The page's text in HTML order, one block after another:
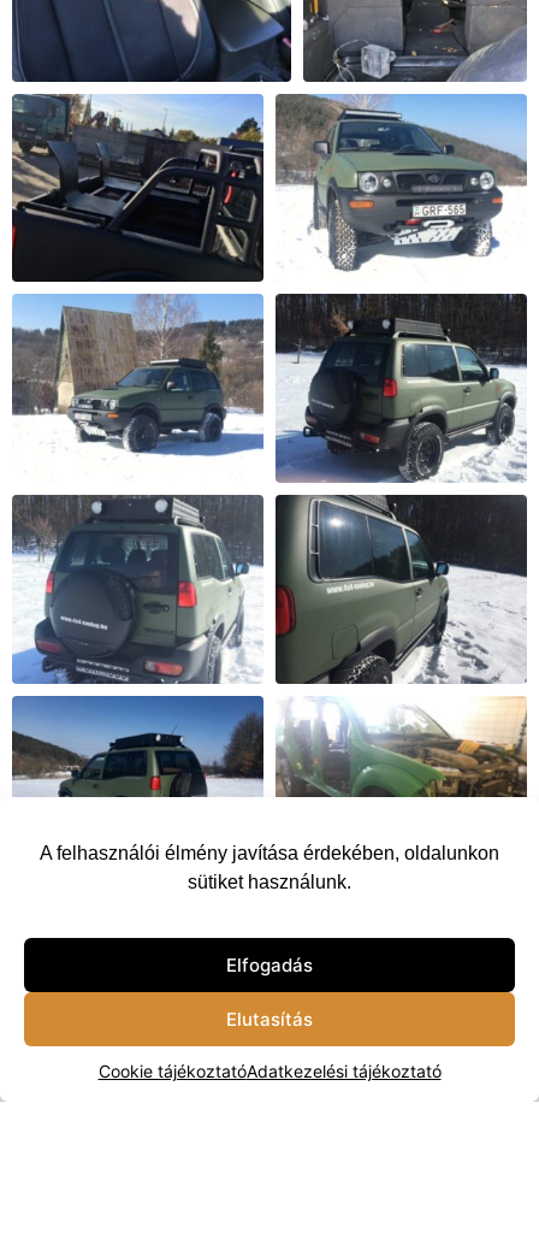
A felhasználói élmény javítása érdekében, oldalunkon
sütiket használunk.
Elfogadás
Elutasítás
Cookie tájékoztatóAdatkezelési tájékoztató